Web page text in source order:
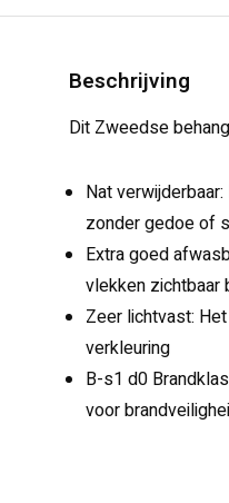
Beschrijving
Dit Zweedse
Nat
zonder gedoe of
Extra goed
vlekken zichtbaar
Zeer lichtvast:
verkleuring
B-s1 d0
voor